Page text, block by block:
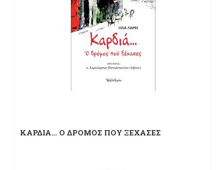
ΚΑΡΔΙΑ… Ο ΔΡΟΜΟΣ ΠΟΥ ΞΕΧΑΣΕΣ